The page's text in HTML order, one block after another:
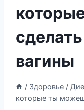
вагины
/ Здоровье /
которые ты